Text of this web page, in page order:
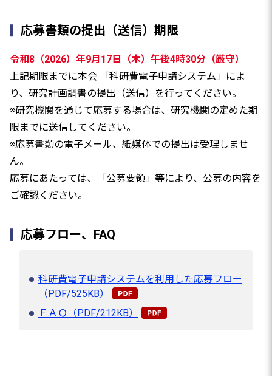
応募書類の提出（送信）期限
令和8（2026）年9月17日（木）午後4時30分（厳守）
上記期限までに本会 「科研費電子申請システム」によ
り、研究計画調書の提出（送信）を行ってください。
※研究機関を通じて応募する場合は、研究機関の定めた期
限までに送信してください。
※応募書類の電子メール、紙媒体での提出は受理しませ
ん。
応募にあたっては、「公募要領」等により、公募の内容を
ご確認ください。
応募フロー、FAQ
科研費電子申請システムを利用した応募フロー
（PDF/525KB）
ＦＡＱ（PDF/212KB）